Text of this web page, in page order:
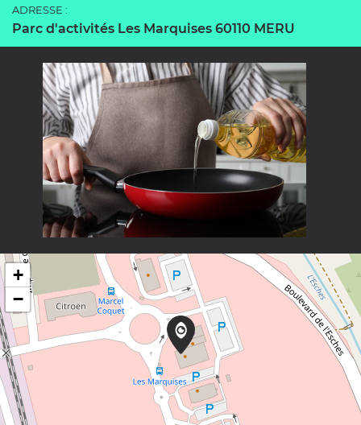
ADRESSE :
Parc d'activités Les Marquises 60110 MERU
+
−